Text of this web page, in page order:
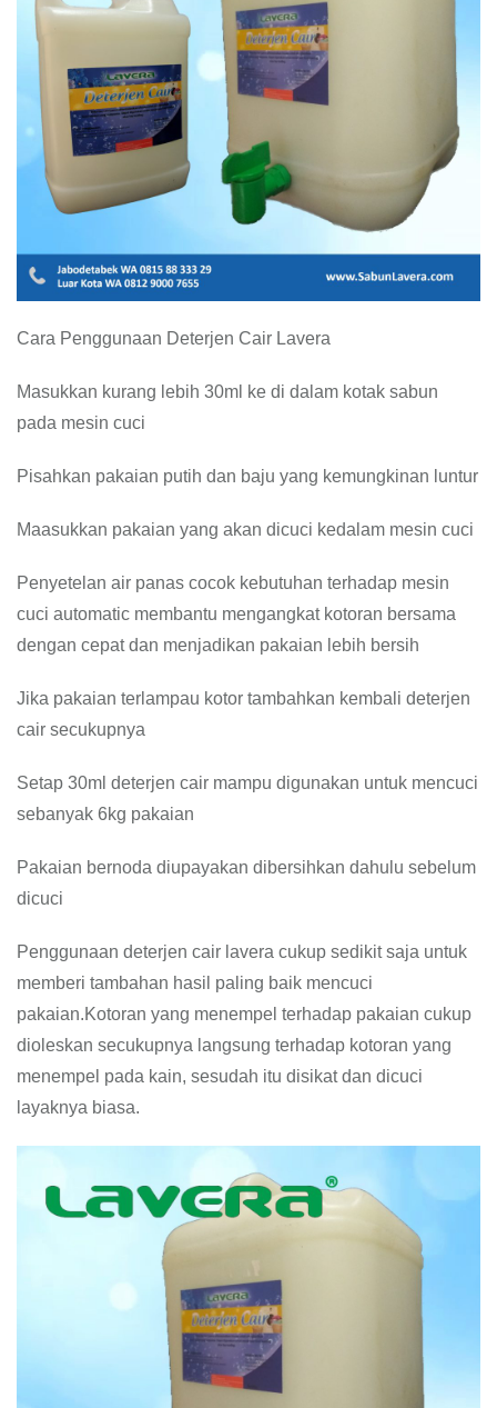
Cara Penggunaan Deterjen Cair Lavera
Masukkan kurang lebih 30ml ke di dalam kotak sabun
pada mesin cuci
Pisahkan pakaian putih dan baju yang kemungkinan luntur
Maasukkan pakaian yang akan dicuci kedalam mesin cuci
Penyetelan air panas cocok kebutuhan terhadap mesin
cuci automatic membantu mengangkat kotoran bersama
dengan cepat dan menjadikan pakaian lebih bersih
Jika pakaian terlampau kotor tambahkan kembali deterjen
cair secukupnya
Setap 30ml deterjen cair mampu digunakan untuk mencuci
sebanyak 6kg pakaian
Pakaian bernoda diupayakan dibersihkan dahulu sebelum
dicuci
Penggunaan deterjen cair lavera cukup sedikit saja untuk
memberi tambahan hasil paling baik mencuci
pakaian.Kotoran yang menempel terhadap pakaian cukup
dioleskan secukupnya langsung terhadap kotoran yang
menempel pada kain, sesudah itu disikat dan dicuci
layaknya biasa.